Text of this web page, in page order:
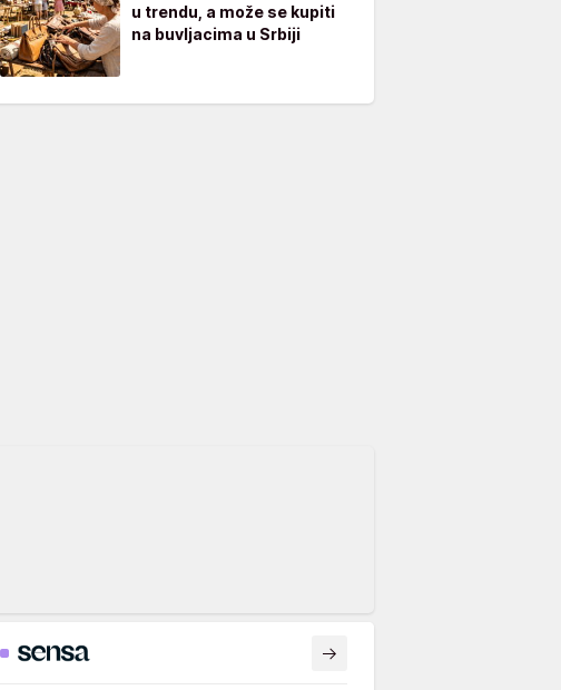
u trendu, a može se kupiti
na buvljacima u Srbiji